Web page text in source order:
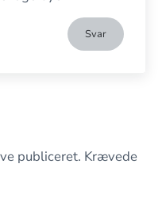
Svar
publiceret. Krævede